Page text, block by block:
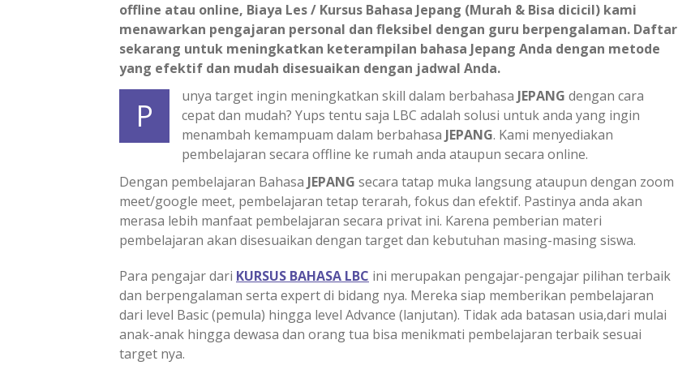
offline atau online, Biaya Les / Kursus Bahasa Jepang (Murah & Bisa dicicil) kami
menawarkan pengajaran personal dan fleksibel dengan guru berpengalaman. Daftar
sekarang untuk meningkatkan keterampilan bahasa Jepang Anda dengan metode
yang efektif dan mudah disesuaikan dengan jadwal Anda.
P unya target ingin meningkatkan skill dalam berbahasa JEPANG dengan cara
cepat dan mudah? Yups tentu saja LBC adalah solusi untuk anda yang ingin
menambah kemampuam dalam berbahasa JEPANG. Kami menyediakan
pembelajaran secara offline ke rumah anda ataupun secara online.
Dengan pembelajaran Bahasa JEPANG secara tatap muka langsung ataupun dengan zoom
meet/google meet, pembelajaran tetap terarah, fokus dan efektif. Pastinya anda akan
merasa lebih manfaat pembelajaran secara privat ini. Karena pemberian materi
pembelajaran akan disesuaikan dengan target dan kebutuhan masing-masing siswa.
Para pengajar dari KURSUS BAHASA LBC ini merupakan pengajar-pengajar pilihan terbaik
dan berpengalaman serta expert di bidang nya. Mereka siap memberikan pembelajaran
dari level Basic (pemula) hingga level Advance (lanjutan). Tidak ada batasan usia,dari mulai
anak-anak hingga dewasa dan orang tua bisa menikmati pembelajaran terbaik sesuai
target nya.